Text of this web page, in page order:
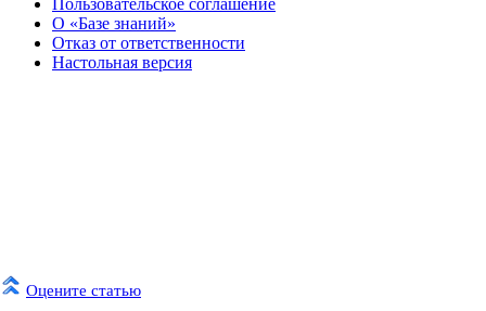
Оцените статью
О «Базе знаний»
Отказ от ответственности
Настольная версия